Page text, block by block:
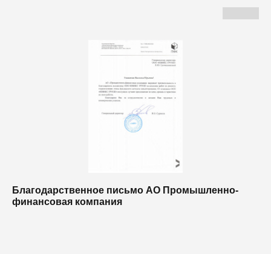
Благодарственное письмо АО Промышленно-
финансовая компания